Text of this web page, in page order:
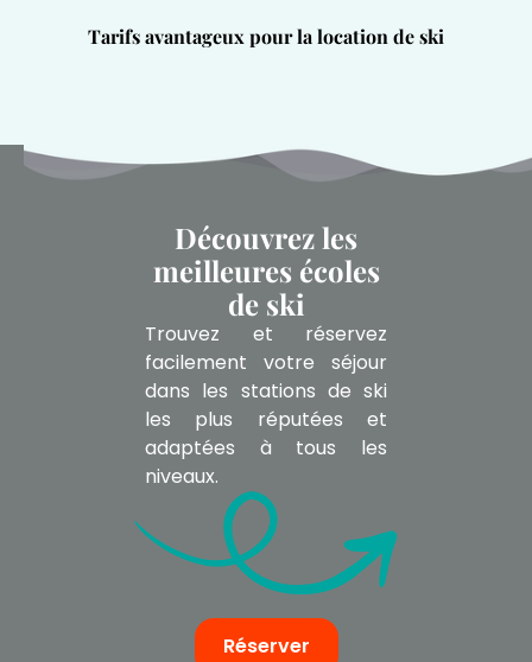
Tarifs avantageux pour la location de ski
Découvrez les
meilleures écoles
de ski
Trouvez et réservez
facilement votre séjour
dans les stations de ski
les plus réputées et
adaptées à tous les
niveaux.
Réserver